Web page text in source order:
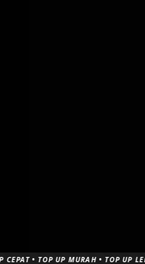
UP MURAH • TOP UP LENGKAP •